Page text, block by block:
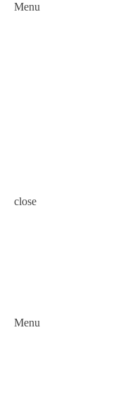
Menu
close
Menu